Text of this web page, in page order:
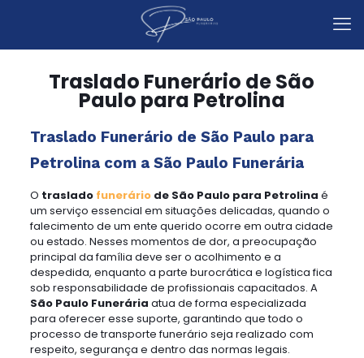
Traslado Funerário de São
Paulo para Petrolina
Traslado Funerário de São Paulo para
Petrolina com a São Paulo Funerária
O traslado funeráriode São Paulo para Petrolina é
um serviço essencial em situações delicadas, quando o
falecimento de um ente querido ocorre em outra cidade
ou estado. Nesses momentos de dor, a preocupação
principal da família deve ser o acolhimento e a
despedida, enquanto a parte burocrática e logística fica
sob responsabilidade de profissionais capacitados. A
São Paulo Funerária atua de forma especializada
para oferecer esse suporte, garantindo que todo o
processo de transporte funerário seja realizado com
respeito, segurança e dentro das normas legais.